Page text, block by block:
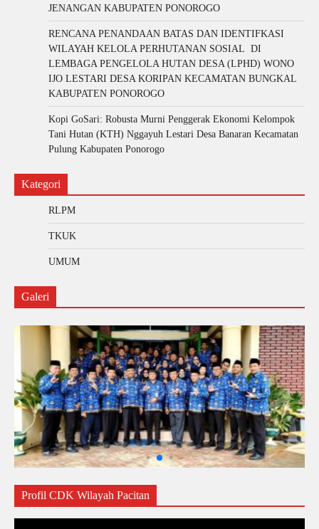
JENANGAN KABUPATEN PONOROGO
RENCANA PENANDAAN BATAS DAN IDENTIFKASI
WILAYAH KELOLA PERHUTANAN SOSIAL DI
LEMBAGA PENGELOLA HUTAN DESA (LPHD) WONO
IJO LESTARI DESA KORIPAN KECAMATAN BUNGKAL
KABUPATEN PONOROGO
Kopi GoSari: Robusta Murni Penggerak Ekonomi Kelompok
Tani Hutan (KTH) Nggayuh Lestari Desa Banaran Kecamatan
Pulung Kabupaten Ponorogo
Kategori
RLPM
TKUK
UMUM
Galeri
Profil CDK Wilayah Pacitan